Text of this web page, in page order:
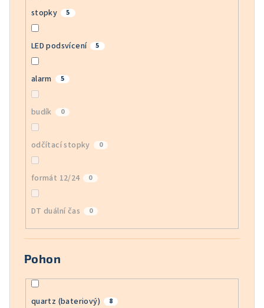
stopky 5
LED podsvícení 5
alarm 5
budík 0
odčítací stopky 0
formát 12/24 0
DT duální čas 0
Pohon
quartz (bateriový) 8